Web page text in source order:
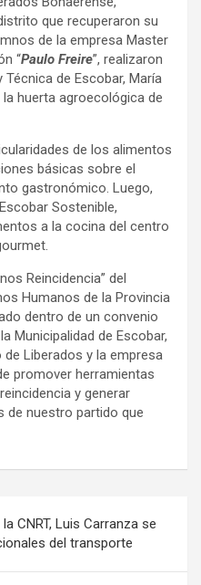
que recuperaron su
de la empresa Master
“Paulo Freire”, realizaron
de Escobar, María
huerta agroecológica de
de los alimentos
básicas sobre el
gastronómico. Luego,
Sostenible,
a la cocina del centro
Reincidencia” del
Humanos de la Provincia
dentro de un convenio
Municipalidad de Escobar,
Liberados y la empresa
promover herramientas
y generar
de nuestro partido que
CNRT, Luis Carranza se
del transporte